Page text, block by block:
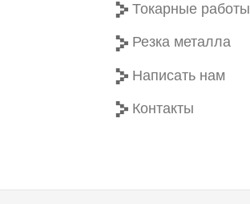
Токарные работы
Резка металла
Написать нам
Контакты